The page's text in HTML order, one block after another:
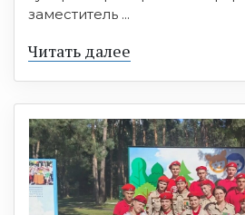
заместитель ...
Читать далее